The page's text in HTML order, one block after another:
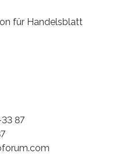
für Handelsblatt
87